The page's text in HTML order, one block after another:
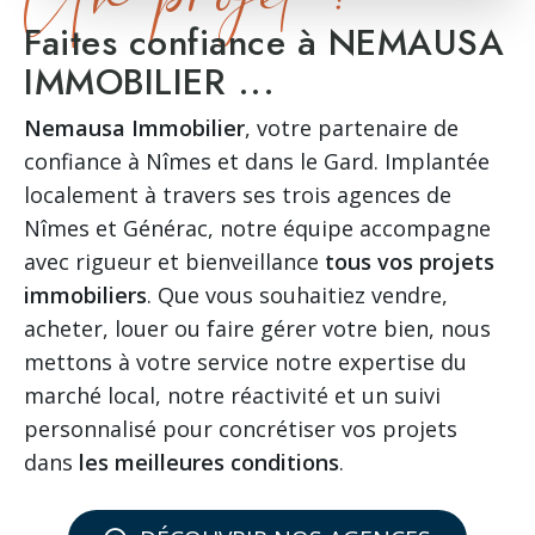
Faites confiance à NEMAUSA
IMMOBILIER ...
Nemausa Immobilier, votre partenaire de
confiance à Nîmes et dans le Gard. Implantée
localement à travers ses trois agences de
Nîmes et Générac, notre équipe accompagne
avec rigueur et bienveillance tous vos projets
immobiliers. Que vous souhaitiez vendre,
acheter, louer ou faire gérer votre bien, nous
mettons à votre service notre expertise du
marché local, notre réactivité et un suivi
personnalisé pour concrétiser vos projets
dans les meilleures conditions.